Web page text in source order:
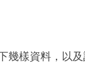
幾樣資料，以